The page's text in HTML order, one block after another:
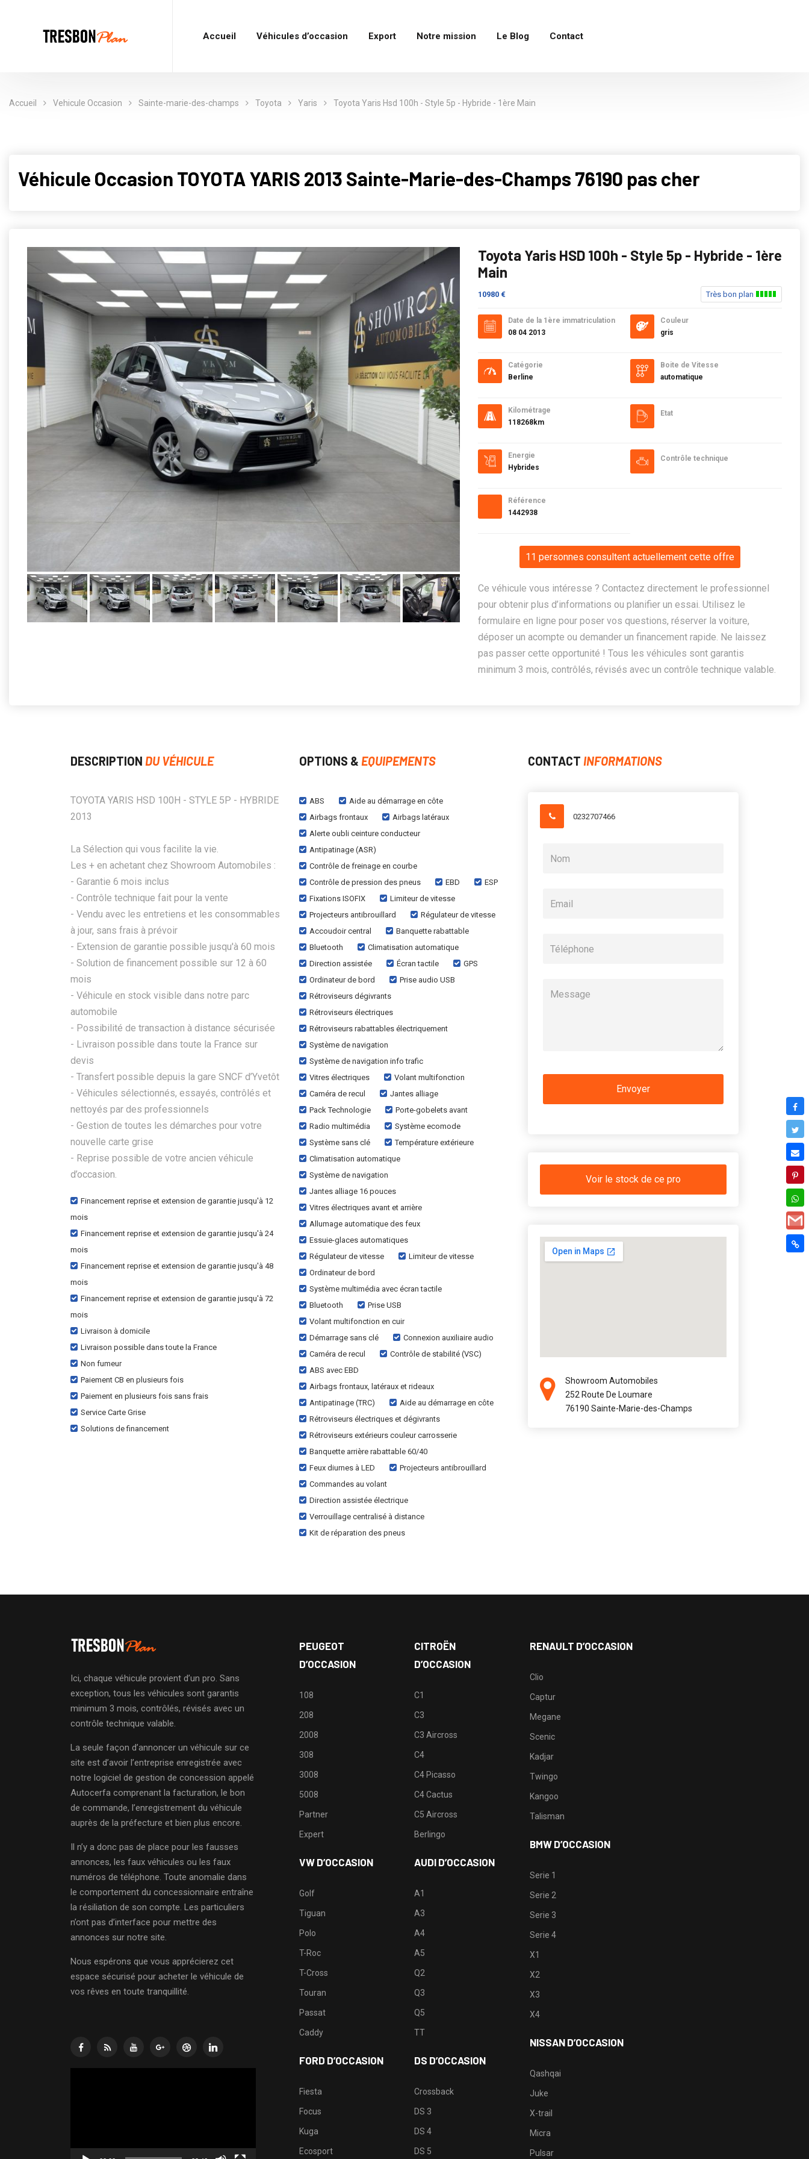
Accueil Véhicules d’occasion Export Notre mission Le Blog Contact
Accueil Vehicule Occasion Sainte-marie-des-champs Toyota Yaris Toyota Yaris Hsd 100h - Style 5p - Hybride - 1ère Main
Véhicule Occasion TOYOTA YARIS 2013 Sainte-Marie-des-Champs 76190 pas cher
Toyota Yaris HSD 100h - Style 5p - Hybride - 1ère
Main
10980 € Très bon plan
Date de la 1ère immatriculation
08 04 2013
Catégorie
Berline
Kilométrage
118268km
Energie
Hybrides
Référence
1442938
Couleur
gris
Boite de Vitesse
automatique
Etat
Contrôle technique
11 personnes consultent actuellement cette offre
Ce véhicule vous intéresse ? Contactez directement le professionnel
pour obtenir plus d’informations ou planifier un essai. Utilisez le
formulaire en ligne pour poser vos questions, réserver la voiture,
déposer un acompte ou demander un financement rapide. Ne laissez
pas passer cette opportunité ! Tous les véhicules sont garantis
minimum 3 mois, contrôlés, révisés avec un contrôle technique valable.
DESCRIPTION DU VÉHICULE
TOYOTA YARIS HSD 100H - STYLE 5P - HYBRIDE
2013
La Sélection qui vous facilite la vie.
Les + en achetant chez Showroom Automobiles :
- Garantie 6 mois inclus
- Contrôle technique fait pour la vente
- Vendu avec les entretiens et les consommables
à jour, sans frais à prévoir
- Extension de garantie possible jusqu'à 60 mois
- Solution de financement possible sur 12 à 60
mois
- Véhicule en stock visible dans notre parc
automobile
- Possibilité de transaction à distance sécurisée
- Livraison possible dans toute la France sur
devis
- Transfert possible depuis la gare SNCF d’Yvetôt
- Véhicules sélectionnés, essayés, contrôlés et
nettoyés par des professionnels
- Gestion de toutes les démarches pour votre
nouvelle carte grise
- Reprise possible de votre ancien véhicule
d’occasion.
Financement reprise et extension de garantie jusqu'à 12
mois
Financement reprise et extension de garantie jusqu'à 24
mois
Financement reprise et extension de garantie jusqu'à 48
mois
Financement reprise et extension de garantie jusqu'à 72
mois
Livraison à domicile
Livraison possible dans toute la France
Non fumeur
Paiement CB en plusieurs fois
Paiement en plusieurs fois sans frais
Service Carte Grise
Solutions de financement
OPTIONS & EQUIPEMENTS
ABS
Aide au démarrage en côte
Airbags frontaux
Airbags latéraux
Alerte oubli ceinture conducteur
Antipatinage (ASR)
Contrôle de freinage en courbe
Contrôle de pression des pneus
EBD
ESP
Fixations ISOFIX
Limiteur de vitesse
Projecteurs antibrouillard
Régulateur de vitesse
Accoudoir central
Banquette rabattable
Bluetooth
Climatisation automatique
Direction assistée
Écran tactile
GPS
Ordinateur de bord
Prise audio USB
Rétroviseurs dégivrants
Rétroviseurs électriques
Rétroviseurs rabattables électriquement
Système de navigation
Système de navigation info trafic
Vitres électriques
Volant multifonction
Caméra de recul
Jantes alliage
Pack Technologie
Porte-gobelets avant
Radio multimédia
Système ecomode
Système sans clé
Température extérieure
Climatisation automatique
Système de navigation
Jantes alliage 16 pouces
Vitres électriques avant et arrière
Allumage automatique des feux
Essuie-glaces automatiques
Régulateur de vitesse
Limiteur de vitesse
Ordinateur de bord
Système multimédia avec écran tactile
Bluetooth
Prise USB
Volant multifonction en cuir
Démarrage sans clé
Connexion auxiliaire audio
Caméra de recul
Contrôle de stabilité (VSC)
ABS avec EBD
Airbags frontaux, latéraux et rideaux
Antipatinage (TRC)
Aide au démarrage en côte
Rétroviseurs électriques et dégivrants
Rétroviseurs extérieurs couleur carrosserie
Banquette arrière rabattable 60/40
Feux diurnes à LED
Projecteurs antibrouillard
Commandes au volant
Direction assistée électrique
Verrouillage centralisé à distance
Kit de réparation des pneus
CONTACT INFORMATIONS
0232707466
Voir le stock de ce pro
Showroom Automobiles
252 Route De Loumare
76190 Sainte-Marie-des-Champs
Ici, chaque véhicule provient d’un pro. Sans
exception, tous les véhicules sont garantis
minimum 3 mois, contrôlés, révisés avec un
contrôle technique valable.
La seule façon d’annoncer un véhicule sur ce
site est d’avoir l’entreprise enregistrée avec
notre logiciel de gestion de concession appelé
Autocerfa comprenant la facturation, le bon
de commande, l’enregistrement du véhicule
auprès de la préfecture et bien plus encore.
Il n’y a donc pas de place pour les fausses
annonces, les faux véhicules ou les faux
numéros de téléphone. Toute anomalie dans
le comportement du concessionnaire entraîne
la résiliation de son compte. Les particuliers
n’ont pas d’interface pour mettre des
annonces sur notre site.
Nous espérons que vous apprécierez cet
espace sécurisé pour acheter le véhicule de
vos rêves en toute tranquillité.
PEUGEOT
D’OCCASION
108
208
2008
308
3008
5008
Partner
Expert
VW D’OCCASION
Golf
Tiguan
Polo
T-Roc
T-Cross
Touran
Passat
Caddy
FORD D’OCCASION
Fiesta
Focus
Kuga
Ecosport
CITROËN
D’OCCASION
C1
C3
C3 Aircross
C4
C4 Picasso
C4 Cactus
C5 Aircross
Berlingo
AUDI D’OCCASION
A1
A3
A4
A5
Q2
Q3
Q5
TT
DS D’OCCASION
Crossback
DS 3
DS 4
DS 5
RENAULT D’OCCASION
Clio
Captur
Megane
Scenic
Kadjar
Twingo
Kangoo
Talisman
BMW D’OCCASION
Serie 1
Serie 2
Serie 3
Serie 4
X1
X2
X3
X4
NISSAN D’OCCASION
Qashqai
Juke
X-trail
Micra
Pulsar